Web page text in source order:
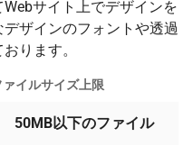
サイト上でデザインを
ザインのフォントや透過
ります。
ァイルサイズ上限
50MB以下のファイル